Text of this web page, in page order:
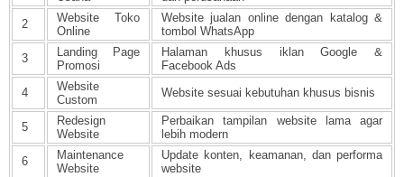
2
Website Toko
Online
Website jualan online dengan katalog &
tombol WhatsApp
3
Landing Page
Promosi
Halaman khusus iklan Google &
Facebook Ads
4
Website
Custom
Website sesuai kebutuhan khusus bisnis
5
Redesign
Website
Perbaikan tampilan website lama agar
lebih modern
6
Maintenance
Website
Update konten, keamanan, dan performa
website